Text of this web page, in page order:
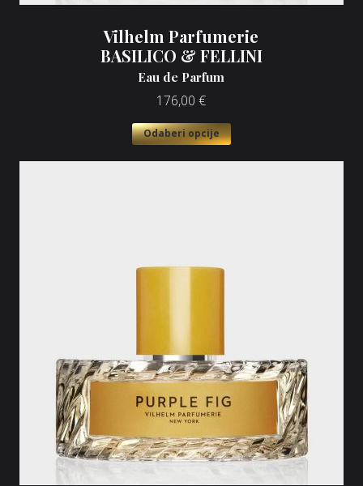
Vilhelm Parfumerie
BASILICO & FELLINI
Eau de Parfum
176,00 €
Odaberi opcije